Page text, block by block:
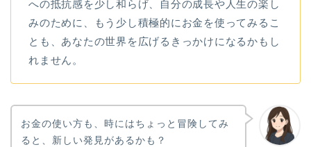
への抵抗感を少し和らげ、自分の成長や人生の楽し
みのために、もう少し積極的にお金を使ってみるこ
とも、あなたの世界を広げるきっかけになるかもし
れません。
お金の使い方も、時にはちょっと冒険してみ
ると、新しい発見があるかも？